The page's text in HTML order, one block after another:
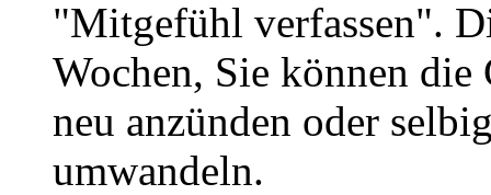
"Mitgefühl verfassen".
Wochen, Sie können die
neu anzünden oder
umwandeln.